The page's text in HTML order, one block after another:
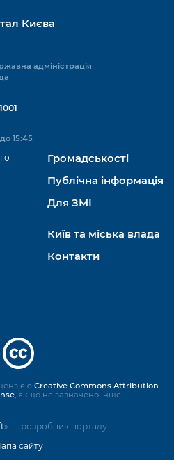
Києва
адміністрація
15:45
Громадськості
Публічна інформація
Для ЗМІ
Київ та міська влада
Контакти
» — розробник порталу
сайту
Creative Commons Attribution
, якщо не зазначено інше